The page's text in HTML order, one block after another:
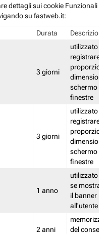
dettagli sui cookie Funzionali
su fastweb.it:
Durata Descrizione
3 giorni
utilizzato per
registrare le
proporzioni
dimensioni
schermo e
finestre
3 giorni
utilizzato per
registrare le
proporzioni
dimensioni
schermo e
finestre
1 anno
utilizzato per
se mostrare
il banner
all'utente
2 anni
memorizza
del